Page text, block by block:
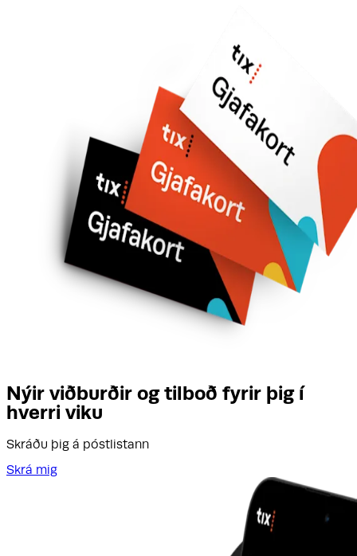
Nýir viðburðir og tilboð fyrir þig í
hverri viku
Skráðu þig á póstlistann
Skrá mig